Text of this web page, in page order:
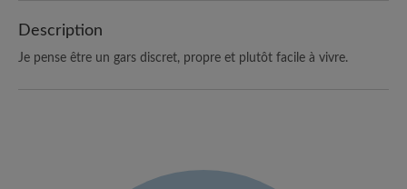
Description
Je pense être un gars discret, propre et plutôt facile à vivre.